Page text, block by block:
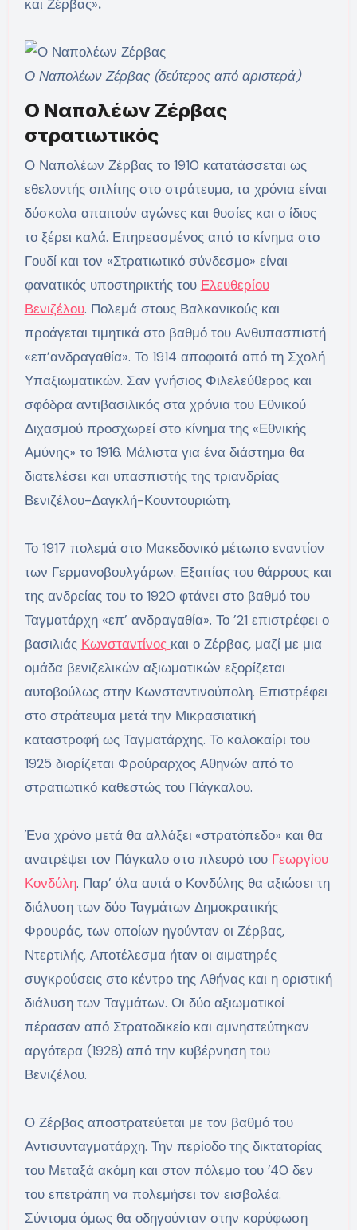
και Ζέρβας».
Ο Ναπολέων Ζέρβας (δεύτερος από αριστερά)
Ο Ναπολέων Ζέρβας
στρατιωτικός
Ο Ναπολέων Ζέρβας το 1910 κατατάσσεται ως
εθελοντής οπλίτης στο στράτευμα, τα χρόνια είναι
δύσκολα απαιτούν αγώνες και θυσίες και ο ίδιος
το ξέρει καλά. Επηρεασμένος από το κίνημα στο
Γουδί και τον «Στρατιωτικό σύνδεσμο» είναι
φανατικός υποστηρικτής του Ελευθερίου
Βενιζέλου. Πολεμά στους Βαλκανικούς και
προάγεται τιμητικά στο βαθμό του Ανθυπασπιστή
«επ’ανδραγαθία». Το 1914 αποφοιτά από τη Σχολή
Υπαξιωματικών. Σαν γνήσιος Φιλελεύθερος και
σφόδρα αντιβασιλικός στα χρόνια του Εθνικού
Διχασμού προσχωρεί στο κίνημα της «Εθνικής
Αμύνης» το 1916. Μάλιστα για ένα διάστημα θα
διατελέσει και υπασπιστής της τριανδρίας
Βενιζέλου-Δαγκλή-Κουντουριώτη.
Το 1917 πολεμά στο Μακεδονικό μέτωπο εναντίον
των Γερμανοβουλγάρων. Εξαιτίας του θάρρους και
της ανδρείας του το 1920 φτάνει στο βαθμό του
Ταγματάρχη «επ’ ανδραγαθία». Το ’21 επιστρέφει ο
βασιλιάς Κωνσταντίνος και ο Ζέρβας, μαζί με μια
ομάδα βενιζελικών αξιωματικών εξορίζεται
αυτοβούλως στην Κωνσταντινούπολη. Επιστρέφει
στο στράτευμα μετά την Μικρασιατική
καταστροφή ως Ταγματάρχης. Το καλοκαίρι του
1925 διορίζεται Φρούραρχος Αθηνών από το
στρατιωτικό καθεστώς του Πάγκαλου.
Ένα χρόνο μετά θα αλλάξει «στρατόπεδο» και θα
ανατρέψει τον Πάγκαλο στο πλευρό του Γεωργίου
Κονδύλη. Παρ’ όλα αυτά ο Κονδύλης θα αξιώσει τη
διάλυση των δύο Ταγμάτων Δημοκρατικής
Φρουράς, των οποίων ηγούνταν οι Ζέρβας,
Ντερτιλής. Αποτέλεσμα ήταν οι αιματηρές
συγκρούσεις στο κέντρο της Αθήνας και η οριστική
διάλυση των Ταγμάτων. Οι δύο αξιωματικοί
πέρασαν από Στρατοδικείο και αμνηστεύτηκαν
αργότερα (1928) από την κυβέρνηση του
Βενιζέλου.
Ο Ζέρβας αποστρατεύεται με τον βαθμό του
Αντισυνταγματάρχη. Την περίοδο της δικτατορίας
του Μεταξά ακόμη και στον πόλεμο του ’40 δεν
του επετράπη να πολεμήσει τον εισβολέα.
Σύντομα όμως θα οδηγούνταν στην κορύφωση